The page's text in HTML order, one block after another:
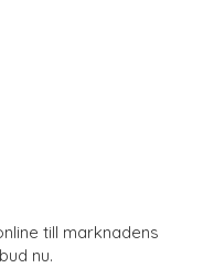
till marknadens
nu.